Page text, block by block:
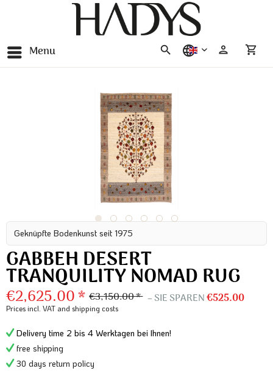
Menu english
Geknüpfte Bodenkunst seit 1975
GABBEH DESERT
TRANQUILITY NOMAD RUG
€2,625.00 * €3,150.00 * – SIE SPAREN€525.00
Prices incl. VAT and shipping costs
Delivery time 2 bis 4 Werktagen bei Ihnen!
free shipping
30 days return policy